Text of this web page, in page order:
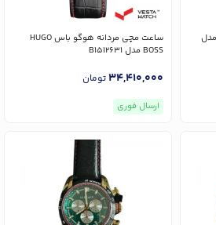
ساعت مچی مردانه فسیل FOSSIL مدل
ساعت مچی مردانه هوگو باس HUGO
BOSS مدل B1512631
34,410,000تومان
ارسال فوری